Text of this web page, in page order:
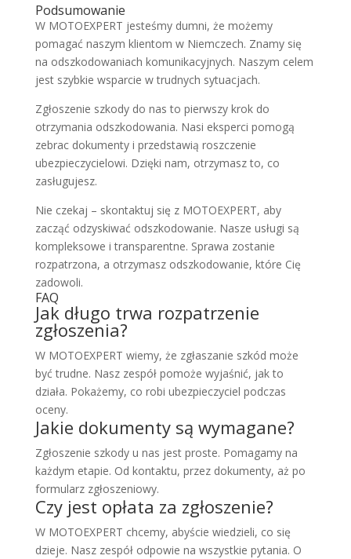
Podsumowanie
W MOTOEXPERT jesteśmy dumni, że możemy
pomagać naszym klientom w Niemczech. Znamy się
na odszkodowaniach komunikacyjnych. Naszym celem
jest szybkie wsparcie w trudnych sytuacjach.
Zgłoszenie szkody do nas to pierwszy krok do
otrzymania odszkodowania. Nasi eksperci pomogą
zebrac dokumenty i przedstawią roszczenie
ubezpieczycielowi. Dzięki nam, otrzymasz to, co
zasługujesz.
Nie czekaj – skontaktuj się z MOTOEXPERT, aby
zacząć odzyskiwać odszkodowanie. Nasze usługi są
kompleksowe i transparentne. Sprawa zostanie
rozpatrzona, a otrzymasz odszkodowanie, które Cię
zadowoli.
FAQ
Jak długo trwa rozpatrzenie
zgłoszenia?
W MOTOEXPERT wiemy, że zgłaszanie szkód może
być trudne. Nasz zespół pomoże wyjaśnić, jak to
działa. Pokażemy, co robi ubezpieczyciel podczas
oceny.
Jakie dokumenty są wymagane?
Zgłoszenie szkody u nas jest proste. Pomagamy na
każdym etapie. Od kontaktu, przez dokumenty, aż po
formularz zgłoszeniowy.
Czy jest opłata za zgłoszenie?
W MOTOEXPERT chcemy, abyście wiedzieli, co się
dzieje. Nasz zespół odpowie na wszystkie pytania. O